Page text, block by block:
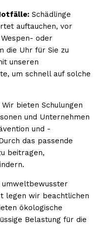
Schädlinge
auftauchen, vor
oder
die Uhr für Sie zu
unseren
um schnell auf solche
Wir bieten Schulungen
und Unternehmen
und -
das passende
beitragen,
umweltbewusster
legen wir beachtlichen
ökologische
Belastung für die